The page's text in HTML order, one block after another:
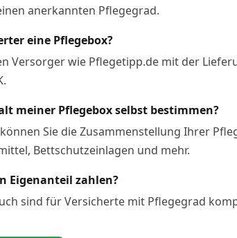
anerkannten Pflegegrad.
eine Pflegebox?
Versorger wie Pflegetipp.de mit der
meiner Pflegebox selbst bestimmen?
Sie die Zusammenstellung Ihrer
Bettschutzeinlagen und mehr.
Eigenanteil zahlen?
sind für Versicherte mit Pflegegrad